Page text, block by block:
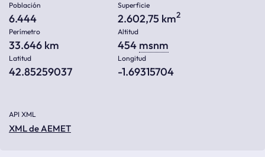
Población
6.444
Superficie
2.602,75 km2
Perímetro
33.646 km
Altitud
454 msnm
Latitud
42.85259037
Longitud
-1.69315704
API XML
XML de AEMET